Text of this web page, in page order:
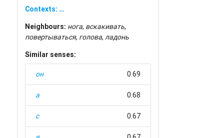
Contexts: …
Neighbours: нога, вскакивать,
повертываться, голова,ладонь
Similar senses:
он 0.69
а 0.68
с 0.67